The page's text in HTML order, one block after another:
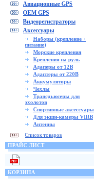
Авиационные GPS
OEM GPS
Видеорегистраторы
Аксессуары
Наборы (крепление +
питание)
Морские крепления
Крепления на руль
Адаперы от 12В
Адаптеры от 220В
Аккумуляторы
Чехлы
Трансдьюсеры для
эхолотов
Спортивные аксессуары
Для экшн-камеры VIRB
Антенны
Список товаров
ПРАЙС ЛИСТ
КОРЗИНА